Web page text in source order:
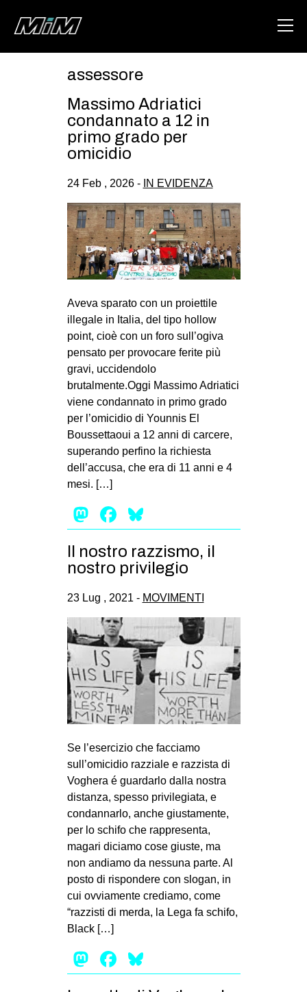
ABOUT
AREA
CSOA LAMBRETTA
MSM
STUDENTI TSUNAMI
MILANO
MOBILITAZIONI
SPORT POPOLARE
MOVIMENTI
AMBIENTE
ANTIFASCISMO
DIRITTO ALL’ABITARE
GENERI
MIGRAZIONI
PRECARIATO
REPRESSIONE
STUDENTI
CULTURE
ARTE
CINEMA
MANIFESTI
MUSICA
RECENSIONI
INTERNAZIONALE
AFRICA
AMERICHE
ESTREMO ORIENTE
EUROPA
MEDIO ORIENTE
MONDO
assessore
Massimo Adriatici
condannato a 12 in
primo grado per
omicidio
24 Feb , 2026 - IN EVIDENZA
Aveva sparato con un proiettile
illegale in Italia, del tipo hollow
point, cioè con un foro sull’ogiva
pensato per provocare ferite più
gravi, uccidendolo
brutalmente.Oggi Massimo Adriatici
viene condannato in primo grado
per l’omicidio di Younnis El
Boussettaoui a 12 anni di carcere,
superando perfino la richiesta
dell’accusa, che era di 11 anni e 4
mesi. […]
Mastodon
Facebook
Il nostro razzismo, il
nostro privilegio
23 Lug , 2021 - MOVIMENTI
Se l’esercizio che facciamo
sull’omicidio razziale e razzista di
Voghera é guardarlo dalla nostra
distanza, spesso privilegiata, e
condannarlo, anche giustamente,
per lo schifo che rappresenta,
magari diciamo cose giuste, ma
non andiamo da nessuna parte. Al
posto di rispondere con slogan, in
cui ovviamente crediamo, come
“razzisti di merda, la Lega fa schifo,
Black […]
Mastodon
Facebook